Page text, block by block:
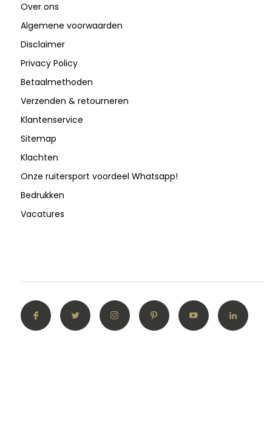
Over ons
Algemene voorwaarden
Disclaimer
Privacy Policy
Betaalmethoden
Verzenden & retourneren
Klantenservice
Sitemap
Klachten
Onze ruitersport voordeel Whatsapp!
Bedrukken
Vacatures